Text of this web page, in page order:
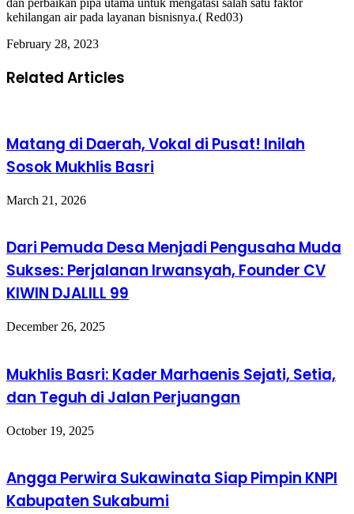
kehilangan air pada layanan bisnisnya.( Red03)
February 28, 2023
Related Articles
Matang di Daerah, Vokal di Pusat! Inilah
Sosok Mukhlis Basri
March 21, 2026
Dari Pemuda Desa Menjadi Pengusaha Muda
Sukses: Perjalanan Irwansyah, Founder CV
KIWIN DJALILL 99
December 26, 2025
Mukhlis Basri: Kader Marhaenis Sejati, Setia,
dan Teguh di Jalan Perjuangan
October 19, 2025
Angga Perwira Sukawinata Siap Pimpin KNPI
Kabupaten Sukabumi